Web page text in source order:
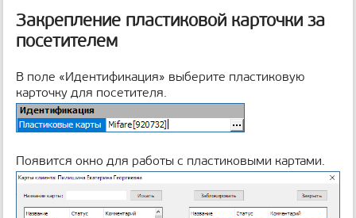
Закрепление пластиковой карточки за
посетителем
В поле «Идентификация» выберите пластиковую
карточку для посетителя.
Появится окно для работы с пластиковыми картами.